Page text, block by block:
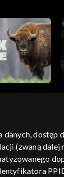
informacje o
dostęp
(zwaną dalej